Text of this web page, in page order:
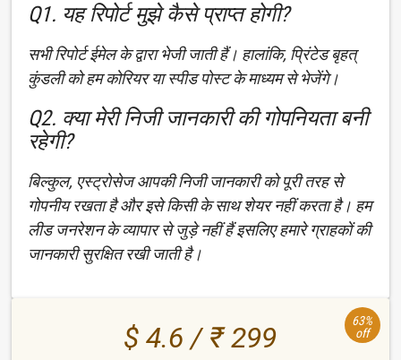
Q1. यह रिपोर्ट मुझे कैसे प्राप्त होगी?
सभी रिपोर्ट ईमेल के द्वारा भेजी जाती हैं। हालांकि, प्रिंटेड बृहत्
कुंडली को हम कोरियर या स्पीड पोस्ट के माध्यम से भेजेंगे।
Q2. क्या मेरी निजी जानकारी की गोपनियता बनी
रहेगी?
बिल्कुल, एस्ट्रोसेज आपकी निजी जानकारी को पूरी तरह से
गोपनीय रखता है और इसे किसी के साथ शेयर नहीं करता है। हम
लीड जनरेशन के व्यापार से जुड़े नहीं हैं इसलिए हमारे ग्राहकों की
जानकारी सुरक्षित रखी जाती है।
63%
off
$ 4.6 / ₹ 299